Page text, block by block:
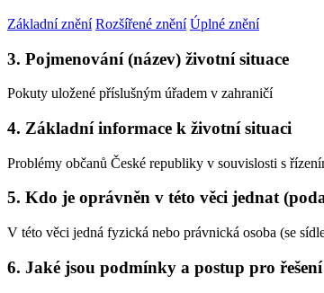
Základní znění Rozšířené znění Úplné znění
3. Pojmenování (název) životní situace
Pokuty uložené příslušným úřadem v zahraničí
4. Základní informace k životní situaci
Problémy občanů České republiky v souvislosti s
5. Kdo je oprávněn v této věci jednat
V této věci jedná fyzická nebo právnická osoba (se
6. Jaké jsou podmínky a postup pro